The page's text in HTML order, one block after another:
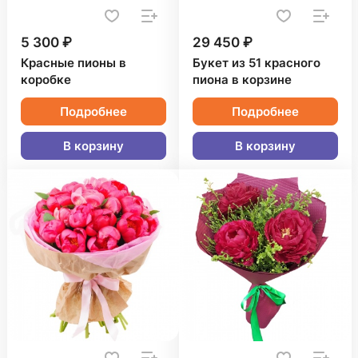
5 300 ₽
Красные пионы в
коробке
Подробнее
В корзину
29 450 ₽
Букет из 51 красного
пиона в корзине
Подробнее
В корзину